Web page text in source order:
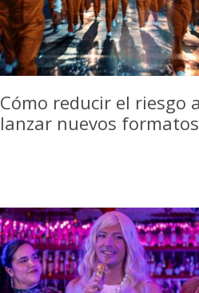
Cómo reducir el riesgo
lanzar nuevos formatos